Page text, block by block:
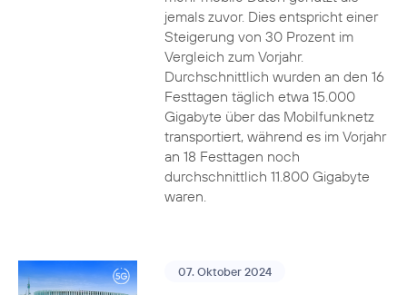
jemals zuvor. Dies entspricht einer
Steigerung von 30 Prozent im
Vergleich zum Vorjahr.
Durchschnittlich wurden an den 16
Festtagen täglich etwa 15.000
Gigabyte über das Mobilfunknetz
transportiert, während es im Vorjahr
an 18 Festtagen noch
durchschnittlich 11.800 Gigabyte
waren.
07. Oktober 2024